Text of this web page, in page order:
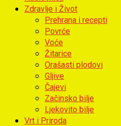
Zdravlje i Život
Prehrana i recepti
Povrće
Voće
Žitarice
Orašasti plodovi
Gljive
Čajevi
Začinsko bilje
Ljekovito bilje
Vrt i Priroda